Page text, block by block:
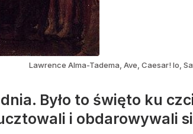
Lawrence Alma-Tadema, Ave, Caesar! Io,
Było to święto ku
i obdarowywali